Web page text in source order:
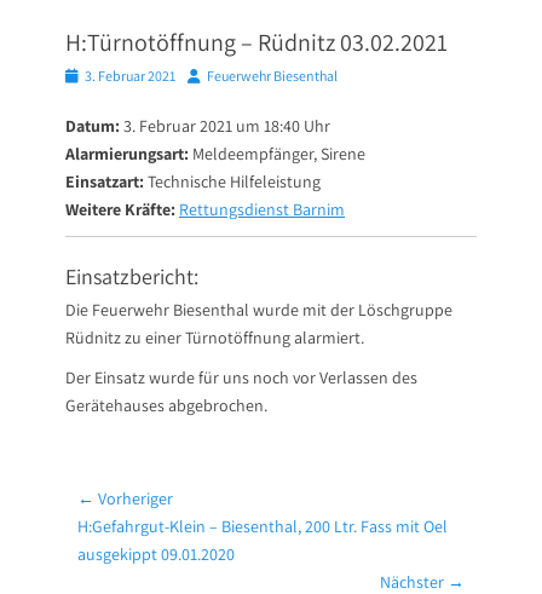
H:Türnotöffnung – Rüdnitz 03.02.2021
Posted3. Februar 2021 AutorFeuerwehr Biesenthal
Datum: 3. Februar 2021 um 18:40 Uhr
Alarmierungsart: Meldeempfänger, Sirene
Einsatzart: Technische Hilfeleistung
Weitere Kräfte: Rettungsdienst Barnim
Einsatzbericht:
Die Feuerwehr Biesenthal wurde mit der Löschgruppe
Rüdnitz zu einer Türnotöffnung alarmiert.
Der Einsatz wurde für uns noch vor Verlassen des
Gerätehauses abgebrochen.
Beitragsnavigation
← Vorheriger
Vorheriger
Beitrag:
H:Gefahrgut-Klein – Biesenthal, 200 Ltr. Fass mit Oel
ausgekippt 09.01.2020
Nächster →